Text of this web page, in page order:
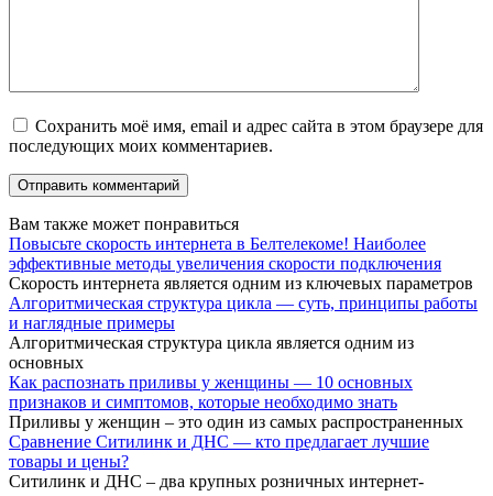
Сохранить моё имя, email и адрес сайта в этом браузере для
последующих моих комментариев.
Вам также может понравиться
Повысьте скорость интернета в Белтелекоме! Наиболее
эффективные методы увеличения скорости подключения
Скорость интернета является одним из ключевых параметров
Алгоритмическая структура цикла — суть, принципы работы
и наглядные примеры
Алгоритмическая структура цикла является одним из
основных
Как распознать приливы у женщины — 10 основных
признаков и симптомов, которые необходимо знать
Приливы у женщин – это один из самых распространенных
Сравнение Ситилинк и ДНС — кто предлагает лучшие
товары и цены?
Ситилинк и ДНС – два крупных розничных интернет-